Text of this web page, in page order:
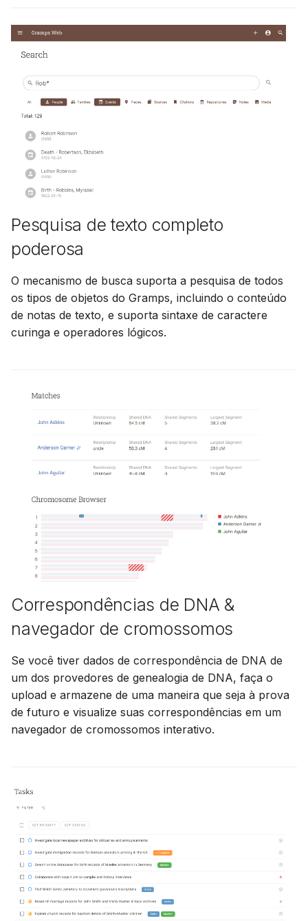
Pesquisa de texto completo
poderosa
O mecanismo de busca suporta a pesquisa de todos
os tipos de objetos do Gramps, incluindo o conteúdo
de notas de texto, e suporta sintaxe de caractere
curinga e operadores lógicos.
Correspondências de DNA &
navegador de cromossomos
Se você tiver dados de correspondência de DNA de
um dos provedores de genealogia de DNA, faça o
upload e armazene de uma maneira que seja à prova
de futuro e visualize suas correspondências em um
navegador de cromossomos interativo.